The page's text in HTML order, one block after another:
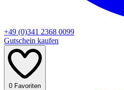
+49 (0)341 2368 0099
Gutschein kaufen
0 Favoriten